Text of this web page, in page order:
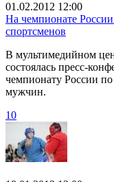
01.02.2012 12:00
На чемпионате
спортсменов
В мультимедийном
состоялась пресс-
чемпионату России
мужчин.
10